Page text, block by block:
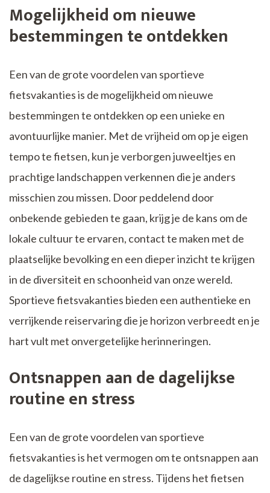
Mogelijkheid om nieuwe
bestemmingen te ontdekken
Een van de grote voordelen van sportieve
fietsvakanties is de mogelijkheid om nieuwe
bestemmingen te ontdekken op een unieke en
avontuurlijke manier. Met de vrijheid om op je eigen
tempo te fietsen, kun je verborgen juweeltjes en
prachtige landschappen verkennen die je anders
misschien zou missen. Door peddelend door
onbekende gebieden te gaan, krijg je de kans om de
lokale cultuur te ervaren, contact te maken met de
plaatselijke bevolking en een dieper inzicht te krijgen
in de diversiteit en schoonheid van onze wereld.
Sportieve fietsvakanties bieden een authentieke en
verrijkende reiservaring die je horizon verbreedt en je
hart vult met onvergetelijke herinneringen.
Ontsnappen aan de dagelijkse
routine en stress
Een van de grote voordelen van sportieve
fietsvakanties is het vermogen om te ontsnappen aan
de dagelijkse routine en stress. Tijdens het fietsen